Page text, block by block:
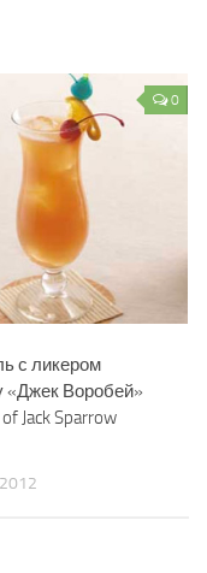
0
с ликером
«Джек Воробей»
Jack Sparrow